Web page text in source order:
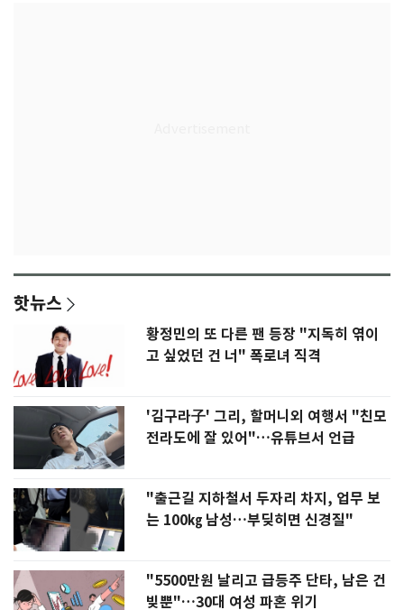
핫뉴스
황정민의 또 다른 팬 등장 "지독히 엮이
고 싶었던 건 너" 폭로녀 직격
'김구라子' 그리, 할머니외 여행서 "친모
전라도에 잘 있어"…유튜브서 언급
"출근길 지하철서 두자리 차지, 업무 보
는 100㎏ 남성…부딪히면 신경질"
"5500만원 날리고 급등주 단타, 남은 건
빚뿐"…30대 여성 파혼 위기